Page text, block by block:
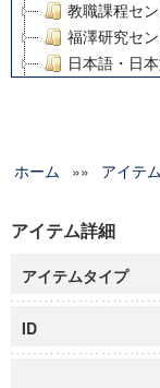
教職課程セ
福澤研究セ
日本語・日
グローバル
科学研究費
慶應義塾大
慶應義塾大
博士課程教
学術雑誌掲
ホーム »» アイテ
アイテム詳細
アイテムタイプ
ID